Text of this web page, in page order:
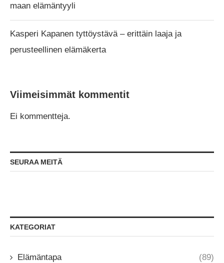
maan elämäntyyli
Kasperi Kapanen tyttöystävä – erittäin laaja ja
perusteellinen elämäkerta
Viimeisimmät kommentit
Ei kommentteja.
SEURAA MEITÄ
KATEGORIAT
Elämäntapa (89)